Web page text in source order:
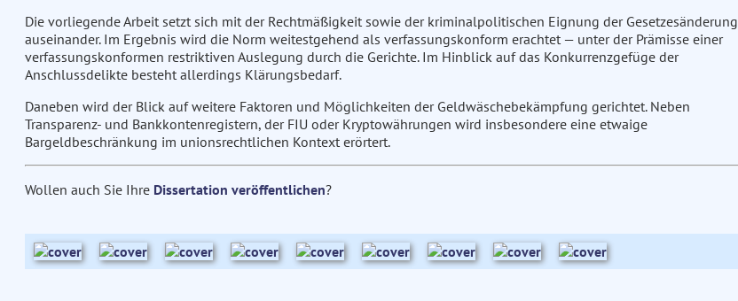
Die vorliegende Arbeit setzt sich mit der Rechtmäßigkeit sowie der kriminalpolitischen Eignung der Gesetzesänderung
auseinander. Im Ergebnis wird die Norm weitestgehend als verfassungskonform erachtet — unter der Prämisse einer
verfassungskonformen restriktiven Auslegung durch die Gerichte. Im Hinblick auf das Konkurrenzgefüge der
Anschlussdelikte besteht allerdings Klärungsbedarf.
Daneben wird der Blick auf weitere Faktoren und Möglichkeiten der Geldwäschebekämpfung gerichtet. Neben
Transparenz- und Bankkontenregistern, der FIU oder Kryptowährungen wird insbesondere eine etwaige
Bargeldbeschränkung im unionsrechtlichen Kontext erörtert.
Wollen auch Sie Ihre Dissertation veröffentlichen?